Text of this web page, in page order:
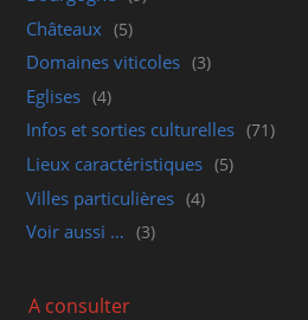
Châteaux (5)
Domaines viticoles (3)
Eglises (4)
Infos et sorties culturelles (71)
Lieux caractéristiques (5)
Villes particulières (4)
Voir aussi … (3)
A consulter